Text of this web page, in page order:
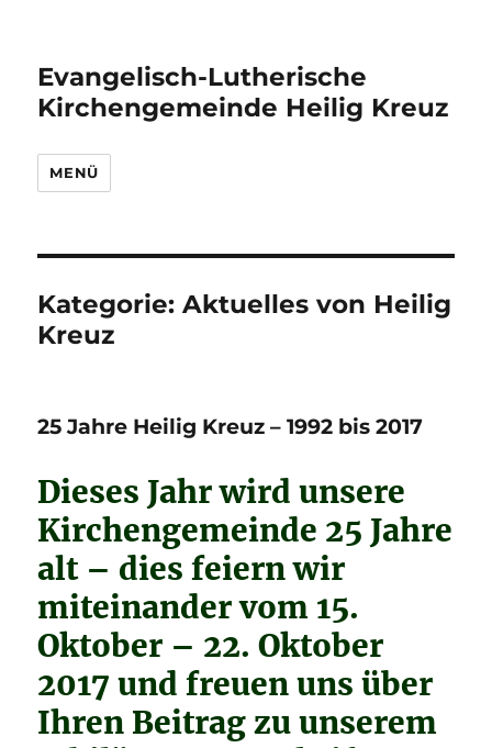
Evangelisch-Lutherische
Kirchengemeinde Heilig Kreuz
MENÜ
Kategorie:Aktuelles von Heilig
Kreuz
25 Jahre Heilig Kreuz – 1992 bis 2017
Dieses Jahr wird unsere
Kirchengemeinde 25 Jahre
alt – dies feiern wir
miteinander vom 15.
Oktober – 22. Oktober
2017 und freuen uns über
Ihren Beitrag zu unserem